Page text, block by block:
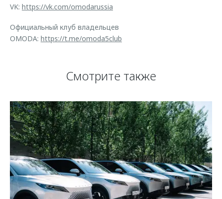
VK: https://vk.com/omodarussia
Официальный клуб владельцев
OMODA: https://t.me/omoda5club
Смотрите также